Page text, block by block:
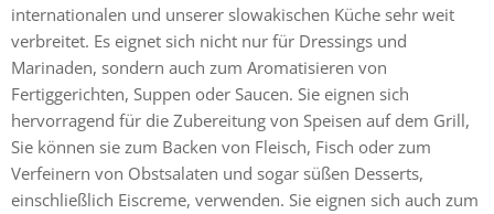
internationalen und unserer slowakischen Küche sehr weit
verbreitet. Es eignet sich nicht nur für Dressings und
Marinaden, sondern auch zum Aromatisieren von
Fertiggerichten, Suppen oder Saucen. Sie eignen sich
hervorragend für die Zubereitung von Speisen auf dem Grill,
Sie können sie zum Backen von Fleisch, Fisch oder zum
Verfeinern von Obstsalaten und sogar süßen Desserts,
einschließlich Eiscreme, verwenden. Sie eignen sich auch zum